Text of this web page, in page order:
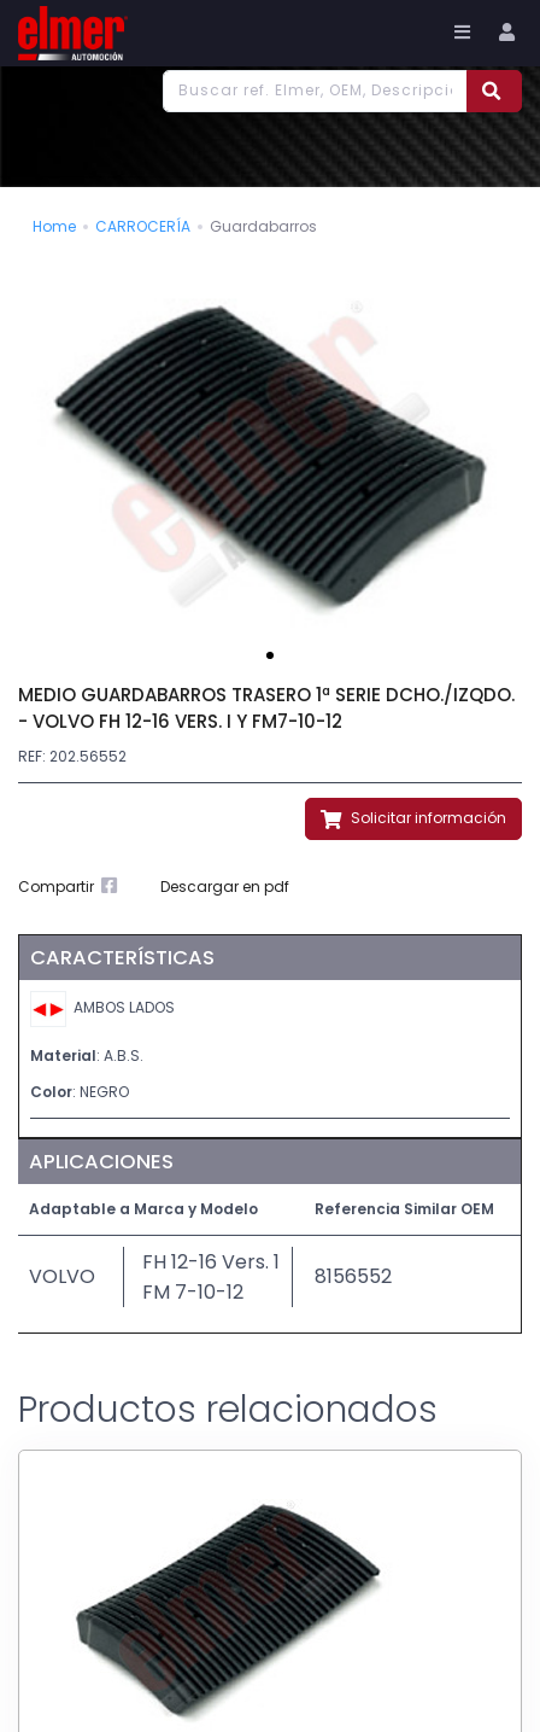
Home CARROCERÍA Guardabarros
MEDIO GUARDABARROS TRASERO 1ª SERIE DCHO./IZQDO.
- VOLVO FH 12-16 VERS. I Y FM7-10-12
REF: 202.56552
Solicitar información
Compartir Descargar en pdf
CARACTERÍSTICAS
AMBOS LADOS
Material: A.B.S.
Color: NEGRO
APLICACIONES
Adaptable a Marca y Modelo Referencia Similar OEM
VOLVO
FH 12-16 Vers. 1
FM 7-10-12
8156552
Productos relacionados